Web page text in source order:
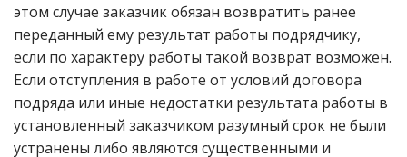
этом случае заказчик обязан возвратить ранее
переданный ему результат работы подрядчику,
если по характеру работы такой возврат возможен.
Если отступления в работе от условий договора
подряда или иные недостатки результата работы в
установленный заказчиком разумный срок не были
устранены либо являются существенными и